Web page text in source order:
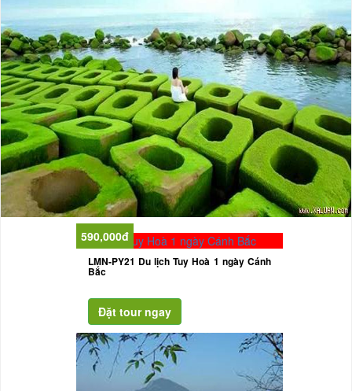
590,000đ
LMN-PY21 Du lịch Tuy Hoà 1 ngày Cánh
Bắc